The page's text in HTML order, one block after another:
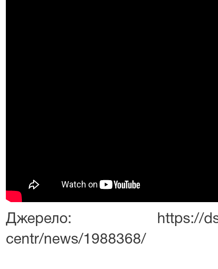
Джерело: https://
centr/news/1988368/